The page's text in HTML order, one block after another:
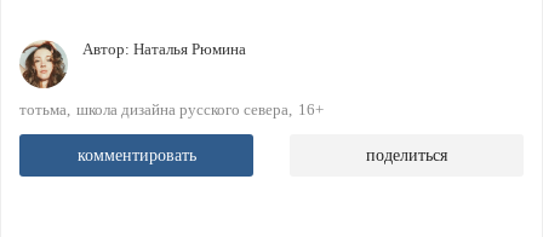
Автор: Наталья Рюмина
тотьма школа дизайна русского севера 16+
комментировать поделиться